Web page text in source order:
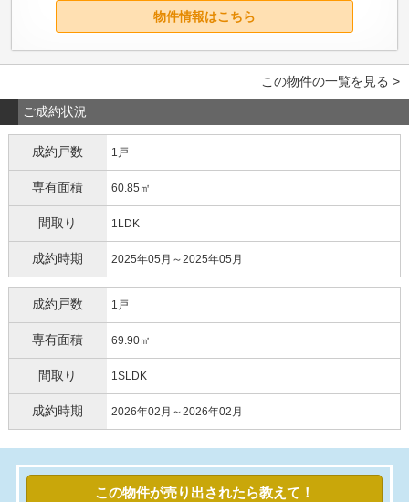
物件情報はこちら
この物件の一覧を見る >
ご成約状況
成約戸数 1戸
専有面積 60.85㎡
間取り 1LDK
成約時期 2025年05月～2025年05月
成約戸数 1戸
専有面積 69.90㎡
間取り 1SLDK
成約時期 2026年02月～2026年02月
この物件が売り出されたら教えて！